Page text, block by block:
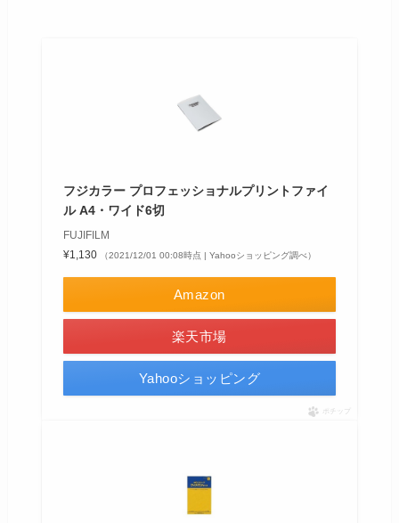
フジカラー プロフェッショナルプリントファイ
ル A4・ワイド6切
FUJIFILM
¥1,130
（2021/12/01 00:08時点 | Yahooショッピング調べ）
Amazon
楽天市場
Yahooショッピング
ポチップ